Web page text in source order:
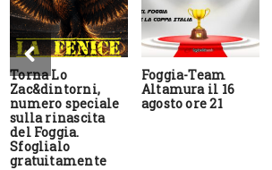
Torna Lo
Zac&dintorni,
numero speciale
sulla rinascita
del Foggia.
Sfoglialo
gratuitamente
Foggia-Team
Altamura il 16
agosto ore 21